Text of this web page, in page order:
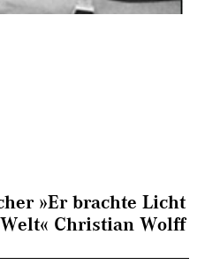
»Er brachte Licht
Christian Wolff